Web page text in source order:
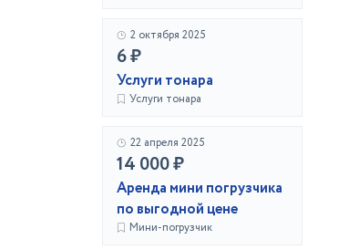
2 октября 2025
6 ₽
Услуги тонара
Услуги тонара
22 апреля 2025
14 000 ₽
Аренда мини погрузчика
по выгодной цене
Мини-погрузчик